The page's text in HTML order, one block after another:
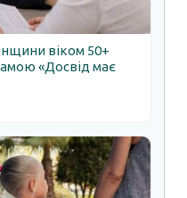
віком 50+
«Досвід має